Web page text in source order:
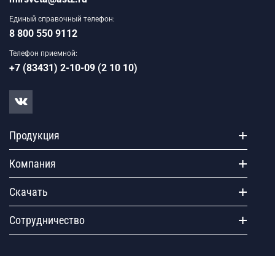
Единый справочный телефон:
8 800 550 9112
Телефон приемной:
+7 (83431) 2-10-09 (2 10 10)
Продукция
Компания
Скачать
Сотрудничество